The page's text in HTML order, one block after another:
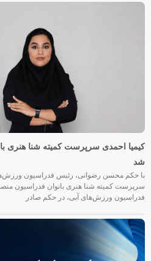
کیمیا احمدی سرپرست کمیته شنا هنری
شد
با حکم محسن رضوانی، رئیس فدراسیون
سرپرست کمیته شنا هنری بانوان فدراسیون
فدراسیون ورزش‌های آبی، در حکم صادر